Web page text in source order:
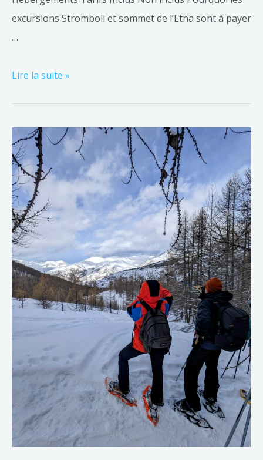
excursions Stromboli et sommet de l’Etna sont à payer
…
Lire la suite »